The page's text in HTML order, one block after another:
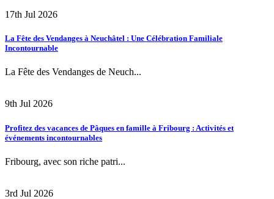
17th Jul 2026
La Fête des Vendanges à Neuchâtel : Une Célébration Familiale
Incontournable
La Fête des Vendanges de Neuch...
9th Jul 2026
Profitez des vacances de Pâques en famille à Fribourg : Activités et
événements incontournables
Fribourg, avec son riche patri...
3rd Jul 2026